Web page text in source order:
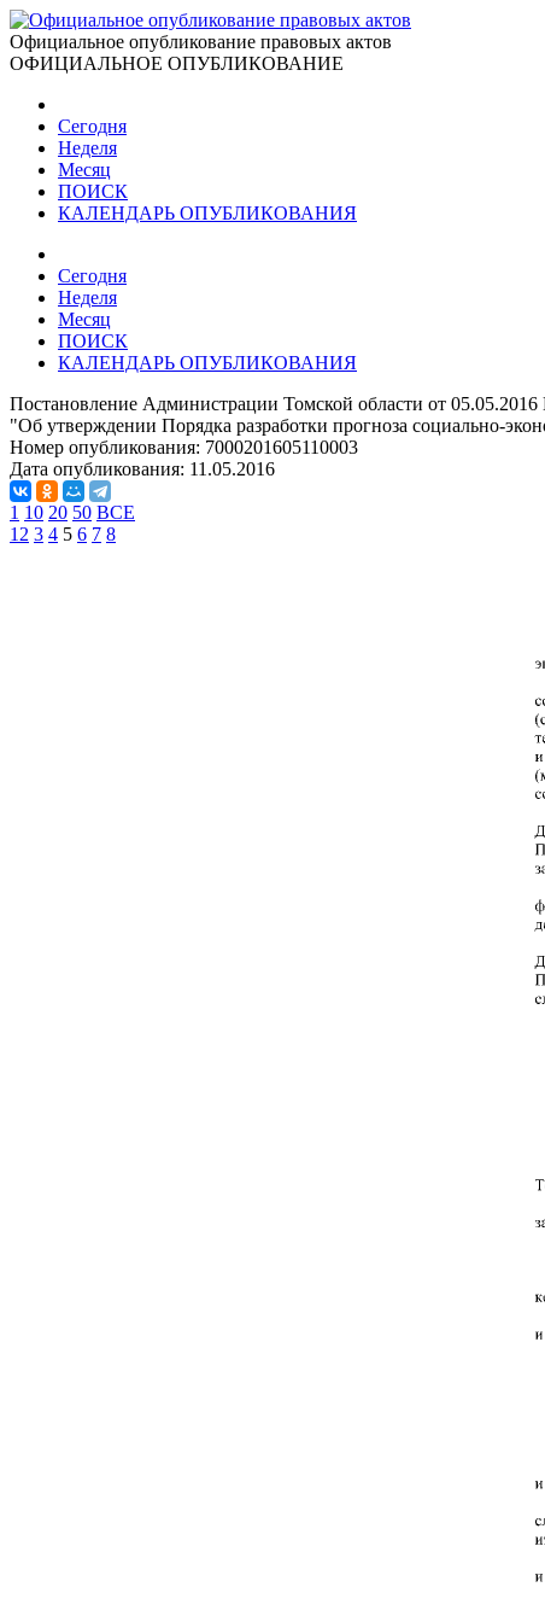
Официальное опубликование правовых актов
ОФИЦИАЛЬНОЕ ОПУБЛИКОВАНИЕ
Сегодня
Неделя
Месяц
ПОИСК
КАЛЕНДАРЬ ОПУБЛИКОВАНИЯ
Сегодня
Неделя
Месяц
ПОИСК
КАЛЕНДАРЬ ОПУБЛИКОВАНИЯ
Постановление Администрации Томской области от
"Об утверждении Порядка разработки прогноза социально-
Номер опубликования: 7000201605110003
Дата опубликования: 11.05.2016
1 10 20 50 ВСЕ
1 2 3 4 5 6 7 8